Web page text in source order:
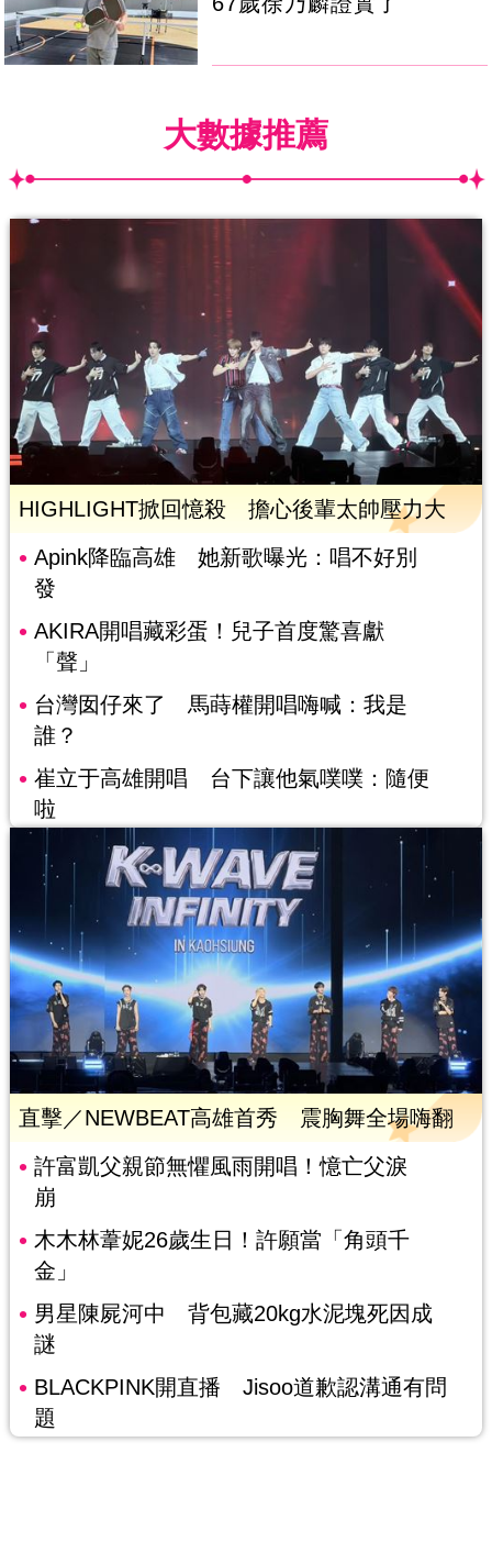
大數據推薦
HIGHLIGHT掀回憶殺 擔心後輩太帥壓力大
Apink降臨高雄 她新歌曝光：唱不好別
發
AKIRA開唱藏彩蛋！兒子首度驚喜獻
「聲」
台灣囡仔來了 馬蒔權開唱嗨喊：我是
誰？
崔立于高雄開唱 台下讓他氣噗噗：隨便
啦
直擊／NEWBEAT高雄首秀 震胸舞全場嗨翻
許富凱父親節無懼風雨開唱！憶亡父淚
崩
木木林葦妮26歲生日！許願當「角頭千
金」
男星陳屍河中 背包藏20kg水泥塊死因成
謎
BLACKPINK開直播 Jisoo道歉認溝通有問
題